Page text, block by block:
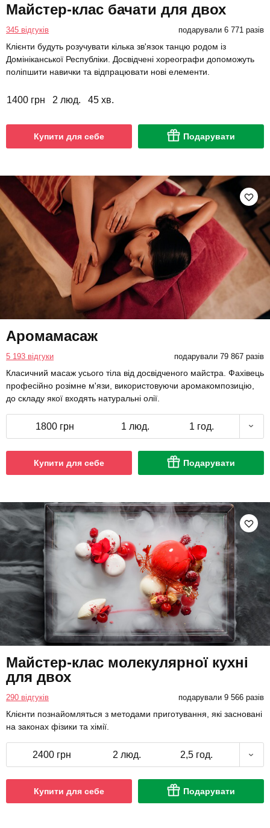
Майстер-клас бачати для двох
345 відгуків подарували 6 771 разів
Клієнти будуть розучувати кілька зв'язок танцю родом із
Домініканської Республіки. Досвідчені хореографи допоможуть
поліпшити навички та відпрацювати нові елементи.
1400 грн 2 люд. 45 хв.
Купити для себе Подарувати
Аромамасаж
5 193 відгуки подарували 79 867 разів
Класичний масаж усього тіла від досвідченого майстра. Фахівець
професійно розімне м'язи, використовуючи аромакомпозицію,
до складу якої входять натуральні олії.
1800 грн 1 люд. 1 год.
Купити для себе Подарувати
Майстер-клас молекулярної кухні
для двох
290 відгуків подарували 9 566 разів
Клієнти познайомляться з методами приготування, які засновані
на законах фізики та хімії.
2400 грн 2 люд. 2,5 год.
Купити для себе Подарувати